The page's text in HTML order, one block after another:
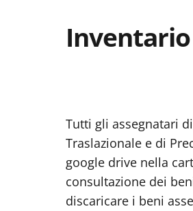
Tutti gli assegnatari
Traslazionale e di
google drive nella
consultazione dei
discaricare i beni